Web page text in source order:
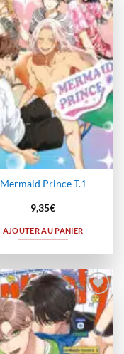
Ajouter
à la
wishlist
Mermaid Prince T.1
9,35€
AJOUTER AU PANIER
Ajouter
à la
wishlist